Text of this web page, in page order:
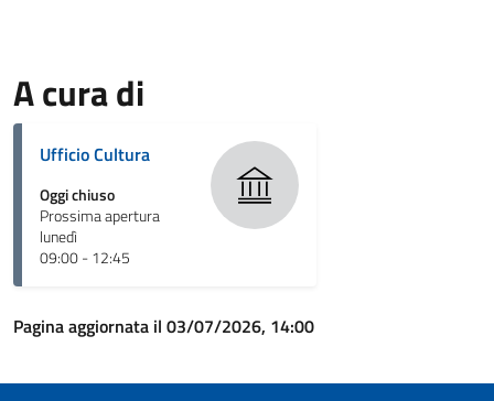
A cura di
Ufficio Cultura
Oggi chiuso
Prossima apertura
lunedì
09:00 - 12:45
Pagina aggiornata il 03/07/2026, 14:00